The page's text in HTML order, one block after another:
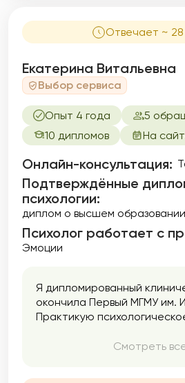
Отвечает ~ 28
Екатерина Витальевна
Выбор сервиса
Опыт 4 года
5
10 дипломов
На
Онлайн-консультация:
Подтверждённые
психологии:
диплом о высшем образовании
Психолог работает с
Эмоции
Я дипломированный
окончила Первый МГМУ им.
Практикую
года при поддержке
Смотреть